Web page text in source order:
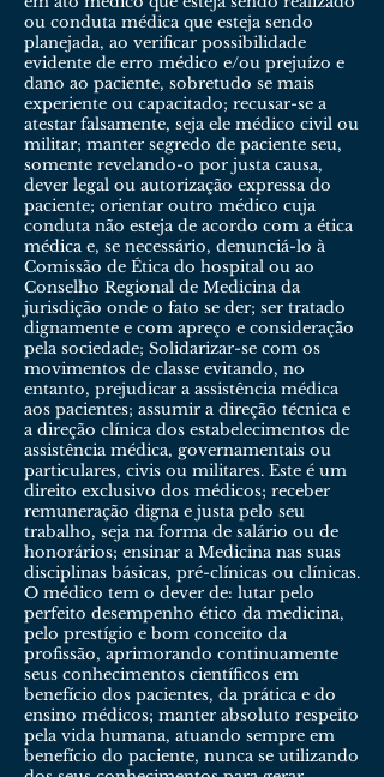
ou conduta médica que esteja sendo
planejada, ao verificar possibilidade
evidente de erro médico e/ou prejuízo e
dano ao paciente, sobretudo se mais
experiente ou capacitado; recusar-se a
atestar falsamente, seja ele médico civil ou
militar; manter segredo de paciente seu,
somente revelando-o por justa causa,
dever legal ou autorização expressa do
paciente; orientar outro médico cuja
conduta não esteja de acordo com a ética
médica e, se necessário, denunciá-lo à
Comissão de Ética do hospital ou ao
Conselho Regional de Medicina da
jurisdição onde o fato se der; ser tratado
dignamente e com apreço e consideração
pela sociedade; Solidarizar-se com os
movimentos de classe evitando, no
entanto, prejudicar a assistência médica
aos pacientes; assumir a direção técnica e
a direção clínica dos estabelecimentos de
assistência médica, governamentais ou
particulares, civis ou militares. Este é um
direito exclusivo dos médicos; receber
remuneração digna e justa pelo seu
trabalho, seja na forma de salário ou de
honorários; ensinar a Medicina nas suas
disciplinas básicas, pré-clínicas ou clínicas.
O médico tem o dever de: lutar pelo
perfeito desempenho ético da medicina,
pelo prestígio e bom conceito da
profissão, aprimorando continuamente
seus conhecimentos científicos em
benefício dos pacientes, da prática e do
ensino médicos; manter absoluto respeito
pela vida humana, atuando sempre em
benefício do paciente, nunca se utilizando